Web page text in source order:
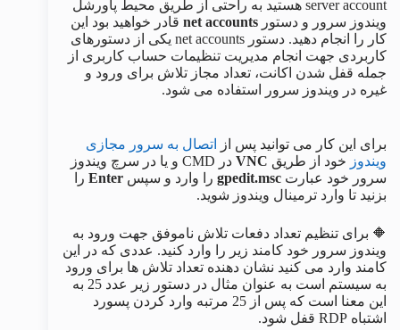
server account هستید به راحتی از طریق محیط پاورشل
ویندوز سرور و دستور net accounts قادر خواهید بود این
کار را انجام دهید. دستور net accounts یکی از دستورهای
کاربردی جهت انجام مدیریت تنظیمات حساب کاربری از
جمله قفل شدن اکانت، تعداد مجاز تلاش برای ورود و
غیره در ویندوز سرور استفاده می شود.
برای این کار می توانید پس از
اتصال به سرور مجازی
ویندوز خود از طریق VNC
در CMD و یا در سرچ ویندوز
سرور خود عبارت gpedit.msc را وارد و سپس Enter را
بزنید تا وارد ترمینال ویندوز شوید.
🔶 برای تنظیم تعداد دفعات تلاش ناموفق جهت ورود به
ویندوز سرور خود کامند زیر را وارد کنید. عددی که در این
کامند وارد می کنید نشان دهنده تعداد تلاش ها برای ورود
به سیستم است به عنوان مثال در دستور زیر عدد 25 به
این معنا است که پس از 25 مرتبه وارد کردن پسورد
اشتباه RDP قفل شود.